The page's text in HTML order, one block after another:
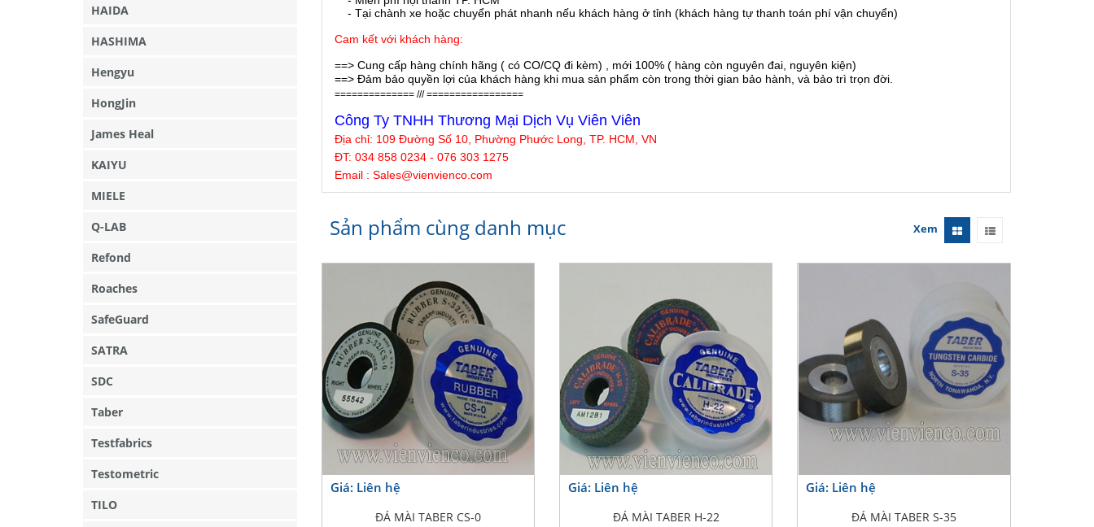
- Tại chành xe hoặc chuyển phát nhanh nếu khách hàng ở tỉnh (khách hàng tự thanh toán phí vận chuyển)
Cam kết với khách hàng:
==> Cung cấp hàng chính hãng ( có CO/CQ đi kèm) , mới 100% ( hàng còn nguyên đai, nguyên kiện)
==> Đảm bảo quyền lợi của khách hàng khi mua sản phẩm còn trong thời gian bảo hành, và bảo trì trọn đời.
============== /// =================
Công Ty TNHH Thương Mại Dịch Vụ Viên Viên
Địa chỉ: 109 Đường Số 10, Phường Phước Long, TP. HCM, VN
ĐT: 034 858 0234 - 076 303 1275
Email : Sales@vienvienco.com
Sản phẩm cùng danh mục Xem
Giá: Liên hệ
ĐÁ MÀI TABER CS-0
Giá: Liên hệ
ĐÁ MÀI TABER H-22
Giá: Liên hệ
ĐÁ MÀI TABER S-35
HAIDA
HASHIMA
Hengyu
HongJin
James Heal
KAIYU
MIELE
Q-LAB
Refond
Roaches
SafeGuard
SATRA
SDC
Taber
Testfabrics
Testometric
TILO